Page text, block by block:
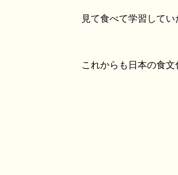
見て食べて学習してい
これからも日本の食